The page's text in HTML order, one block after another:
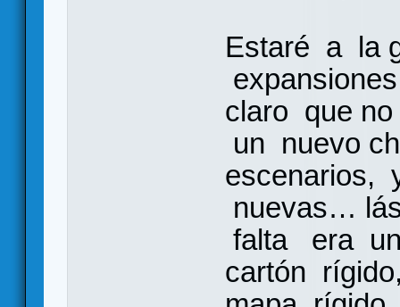
Estaré a la
claro que
un nuevo
escenarios,
nuevas…
falta era un
cartón